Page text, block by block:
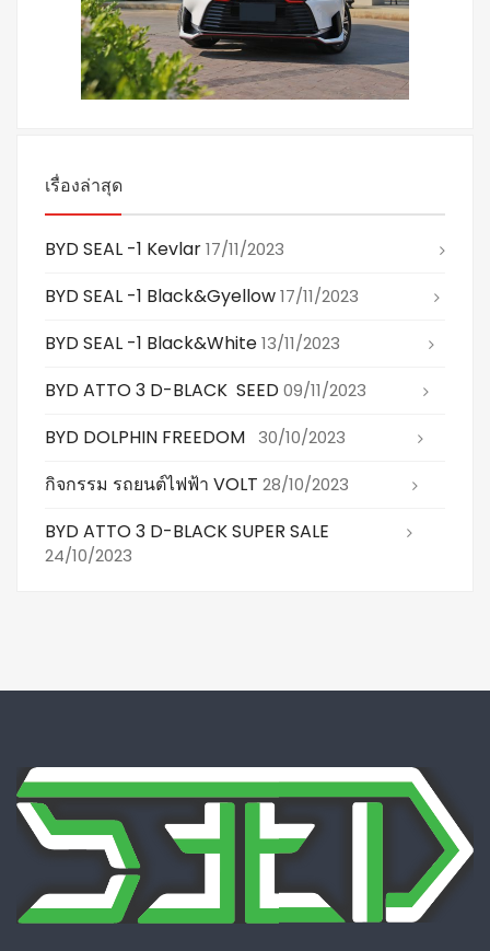
เรื่องล่าสุด
BYD SEAL -1 Kevlar17/11/2023
BYD SEAL -1 Black&gyellow17/11/2023
BYD SEAL -1 Black&white13/11/2023
BYD ATTO 3 D-BLACK SEED09/11/2023
BYD DOLPHIN FREEDOM 30/10/2023
กิจกรรม รถยนต์ไฟฟ้า VOLT 28/10/2023
BYD ATTO 3 D-BLACK SUPER SALE
24/10/2023